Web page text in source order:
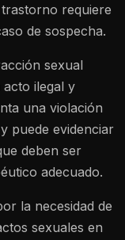
requiere
de sospecha.
sexual
ilegal y
una violación
puede evidenciar
deben ser
adecuado.
la necesidad de
sexuales en